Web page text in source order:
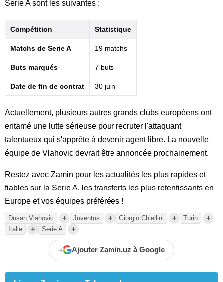
Serie A sont les suivantes :
Compétition Statistique
Matchs de Serie A 19 matchs
Buts marqués 7 buts
Date de fin de contrat 30 juin
Actuellement, plusieurs autres grands clubs européens ont
entamé une lutte sérieuse pour recruter l'attaquant
talentueux qui s'apprête à devenir agent libre. La nouvelle
équipe de Vlahovic devrait être annoncée prochainement.
Restez avec Zamin pour les actualités les plus rapides et
fiables sur la Serie A, les transferts les plus retentissants en
Europe et vos équipes préférées !
Dusan Vlahovic + Juventus + Giorgio Chiellini + Turin +
Italie + Serie A +
+ Ajouter Zamin.uz à Google